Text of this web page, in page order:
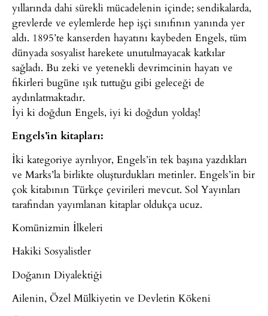
yıllarında dahi sürekli mücadelenin içinde; sendikalarda,
grevlerde ve eylemlerde hep işçi sınıfının yanında yer
aldı. 1895’te kanserden hayatını kaybeden Engels, tüm
dünyada sosyalist harekete unutulmayacak katkılar
sağladı. Bu zeki ve yetenekli devrimcinin hayatı ve
fikirleri bugüne ışık tuttuğu gibi geleceği de
aydınlatmaktadır.
İyi ki doğdun Engels, iyi ki doğdun yoldaş!
Engels’in kitapları:
İki kategoriye ayrılıyor, Engels’in tek başına yazdıkları
ve Marks’la birlikte oluşturdukları metinler. Engels’in bir
çok kitabının Türkçe çevirileri mevcut. Sol Yayınları
tarafından yayımlanan kitaplar oldukça ucuz.
Komünizmin İlkeleri
Hakiki Sosyalistler
Doğanın Diyalektiği
Ailenin, Özel Mülkiyetin ve Devletin Kökeni